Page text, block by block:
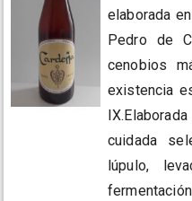
elaborada
Pedro de
cenobios
existencia
cuidada
lúpulo,